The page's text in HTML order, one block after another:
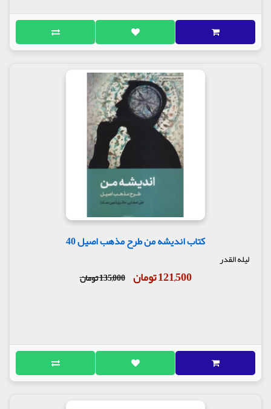
بگذارند تا خودمان راه را برویم.
«نامه های بلوغ» مجموعه ی 5 نامه از مرحوم علی صفایی
حائری است. نامه هایی که در زمان بلوغ سنّی فرزندانش
نوشته شده تا آنان را به بلوغ فکری پیوند بزند.
اگرچه این نامه ها را خطاب به فرزندانش نوشته ولی گویا
برای همه ی آنان که به دنبال بلوغ و تولدی دگرباره
هستند راه گشاست.
می توان گفت که این نامه ها خط به خط اشارات و نکته
هایی کارساز دارد که اگر خود را مخاطب آن بدانیم و به
آن توجه کنیم ما را از سرگردانی های بسیاری رها می
این کتاب را مانند دیگر آثار این نویسنده فقط به آنانی
توصیه می کنیم که به دنبالی راهی هستند و برای
یافتنش تحمّل و تأمّل دارند.
مولف: استاد علی صفایی حائری
کتاب اندیشه من طرح مذهب اصیل 40
لیله القدر
121,500 تومان 135,000 تومان